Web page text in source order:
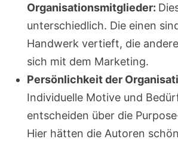
Organisationsmitglieder:
unterschiedlich. Die einen
Handwerk vertieft, die
sich mit dem Marketing.
Persönlichkeit der
Individuelle Motive und
entscheiden über die
Hier hätten die Autoren